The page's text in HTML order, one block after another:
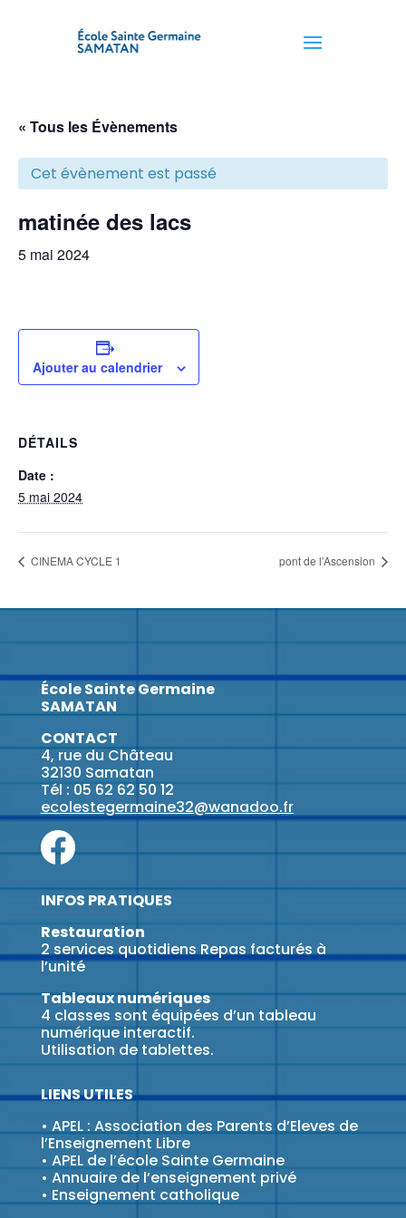
« Tous les Évènements
Cet évènement est passé
matinée des lacs
5 mai 2024
Ajouter au calendrier
DÉTAILS
Date :
5 mai 2024
CINEMA CYCLE 1 pont de l’Ascension
École Sainte Germaine
SAMATAN
CONTACT
4, rue du Château
32130 Samatan
Tél : 05 62 62 50 12
ecolestegermaine32@wanadoo.fr
INFOS PRATIQUES
Restauration
2 services quotidiens Repas facturés à
l’unité
Tableaux numériques
4 classes sont équipées d’un tableau
numérique interactif.
Utilisation de tablettes.
LIENS UTILES
• APEL : Association des Parents d’Eleves de
l’Enseignement Libre
• APEL de l’école Sainte Germaine
• Annuaire de l’enseignement privé
• Enseignement catholique